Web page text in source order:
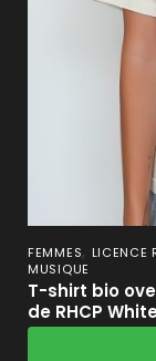
FEMMES, LICENCE
MUSIQUE
T-shirt bio
de RHCP